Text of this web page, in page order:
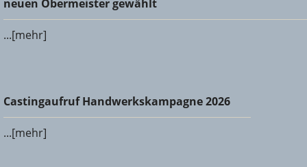
neuen Obermeister gewählt
...[mehr]
Castingaufruf Handwerkskampagne 2026
Castingaufruf Handwerkskampagne 2026
...[mehr]